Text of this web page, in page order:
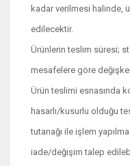
kadar verilmesi halinde,
edilecektir.
Ürünlerin teslim süresi;
mesafelere göre
Ürün teslimi esnasında
hasarlı/kusurlu olduğu
tutanağı ile işlem
iade/değişim talep